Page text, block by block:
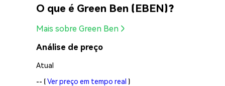
O que é Green Ben (EBEN)?
Mais sobre Green Ben
Análise de preço
Atual
-- (Ver preço em tempo real )